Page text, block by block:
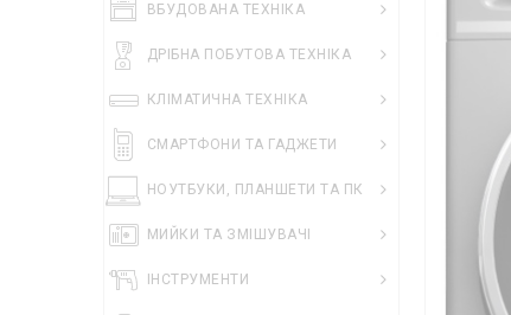
ВБУДОВАНА ТЕХНІКА
ДРІБНА ПОБУТОВА ТЕХНІКА
КЛІМАТИЧНА ТЕХНІКА
СМАРТФОНИ ТА ГАДЖЕТИ
НОУТБУКИ, ПЛАНШЕТИ ТА ПК
МИЙКИ ТА ЗМІШУВАЧІ
ІНСТРУМЕНТИ